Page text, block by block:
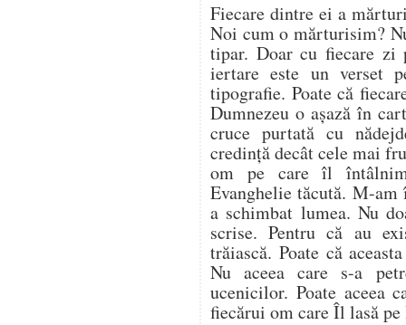
Fiecare dintre ei a
Noi cum o mărturisim?
tipar. Doar cu fiecare zi
iertare este un verset
tipografie. Poate că
Dumnezeu o așază în
cruce purtată cu
credință decât cele mai
om pe care îl
Evanghelie tăcută. M-am
a schimbat lumea. Nu
scrise. Pentru că au
trăiască. Poate că
Nu aceea care s-a
ucenicilor. Poate aceea
fiecărui om care Îl lasă